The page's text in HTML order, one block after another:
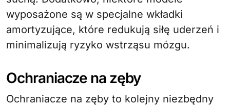
wyposażone są w specjalne wkładki
amortyzujące, które redukują siłę uderzeń i
minimalizują ryzyko wstrząsu mózgu.
Ochraniacze na zęby
Ochraniacze na zęby to kolejny niezbędny